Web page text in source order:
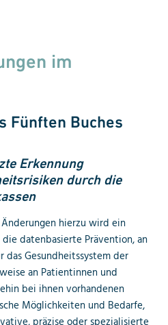
im
Fünften Buches
Erkennung
durch die
hierzu wird ein
datenbasierte Prävention, an
Gesundheitssystem der
an Patientinnen und
bei ihnen vorhandenen
Möglichkeiten und Bedarfe,